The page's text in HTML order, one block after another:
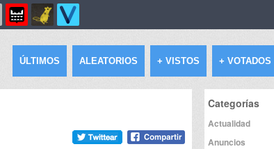
ÚLTIMOS ALEATORIOS + VISTOS + VOTADOS
Categorías
Actualidad
Anuncios